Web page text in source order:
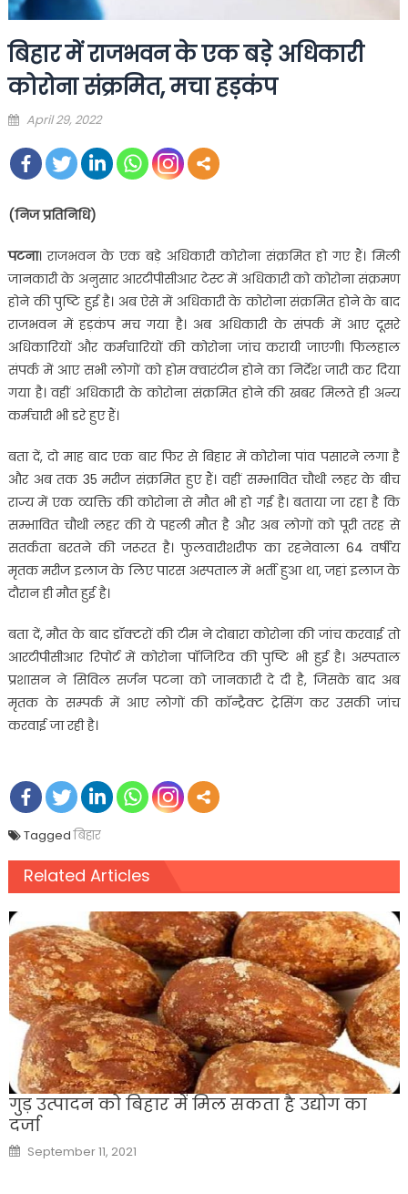
बिहार में राजभवन के एक बड़े अधिकारी
कोरोना संक्रमित, मचा हड़कंप
Posted
April 29, 2022
(निज प्रतिनिधि)
पटना। राजभवन के एक बड़े अधिकारी कोरोना संक्रमित हो गए हैं। मिली
जानकारी के अनुसार आरटीपीसीआर टेस्ट में अधिकारी को कोरोना संक्रमण
होने की पुष्टि हुई है। अब ऐसे में अधिकारी के कोरोना संक्रमित होने के बाद
राजभवन में हड़कंप मच गया है। अब अधिकारी के संपर्क में आए दूसरे
अधिकारियों और कर्मचारियों की कोरोना जांच करायी जाएगी। फिलहाल
संपर्क में आए सभी लोगों को होम क्वारंटीन होने का निर्देश जारी कर दिया
गया है। वहीं अधिकारी के कोरोना संक्रमित होने की खबर मिलते ही अन्य
कर्मचारी भी डरे हुए हैं।
बता दें, दो माह बाद एक बार फिर से बिहार में कोरोना पांव पसारने लगा है
और अब तक 35 मरीज संक्रमित हुए हैं। वहीं सम्भावित चौथी लहर के बीच
राज्य में एक व्यक्ति की कोरोना से मौत भी हो गई है। बताया जा रहा है कि
सम्भावित चौथी लहर की ये पहली मौत है और अब लोगों को पूरी तरह से
सतर्कता बरतने की जरूरत है। फुलवारीशरीफ का रहनेवाला 64 वर्षीय
मृतक मरीज इलाज के लिए पारस अस्पताल में भर्ती हुआ था, जहां इलाज के
दौरान ही मौत हुई है।
बता दें, मौत के बाद डॉक्टरों की टीम ने दोबारा कोरोना की जांच करवाई तो
आरटीपीसीआर रिपोर्ट में कोरोना पॉजिटिव की पुष्टि भी हुई है। अस्पताल
प्रशासन ने सिविल सर्जन पटना को जानकारी दे दी है, जिसके बाद अब
मृतक के सम्पर्क में आए लोगों की कॉन्ट्रैक्ट ट्रेसिंग कर उसकी जांच
करवाई जा रही है।
Taggedबिहार
Related Articles
गुड़ उत्पादन को बिहार में मिल सकता है उद्योग का
दर्जा
Posted
on
September 11, 2021